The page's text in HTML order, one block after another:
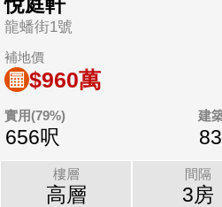
龍蟠街1號
補地價
$960萬
實用(79%)
656呎
建
樓層
高層
間隔
3房